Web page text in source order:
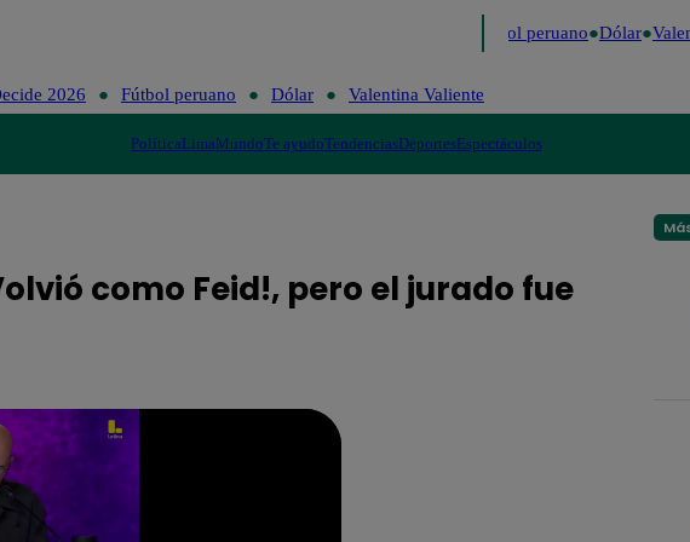
Fútbol peruano Dólar
2026 Fútbol peruano Dólar Valentina Valiente
PolíticaLimaMundoTe ayudoTendenciasDeportesEspectáculos
como Feid!, pero el jurado fue